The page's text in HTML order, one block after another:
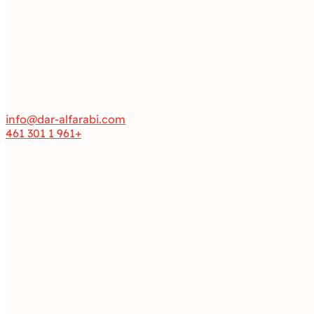
info@dar-alfarabi.com
+961 1 301 461